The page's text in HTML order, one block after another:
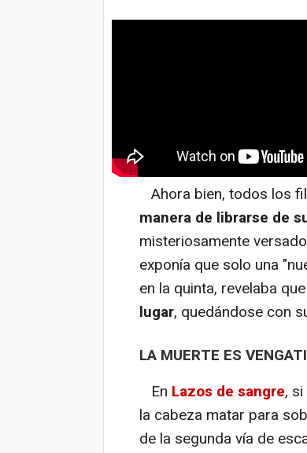
Ahora bien, todos los
manera de librarse de
misteriosamente
exponía que solo una
en la quinta, revelaba que
lugar, quedándose con
LA MUERTE ES
En Lazos de sangre,
la cabeza matar para
de la segunda vía de